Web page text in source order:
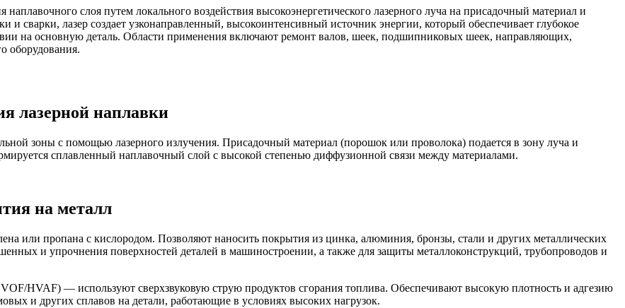
слоя путем локального воздействия высокоэнергетического лазерного луча на присадочный материал и
и сварки, лазер создает узконаправленный, высокоинтенсивный источник энергии, который обеспечивает глубокое
на основную деталь. Области применения включают ремонт валов, шеек, подшипниковых шеек, направляющих,
оборудования.
лазерной наплавки
зоны с помощью лазерного излучения. Присадочный материал (порошок или проволока) подается в зону луча и
сплавленный наплавочный слой с высокой степенью диффузионной связи между материалами.
на металл
или пропана с кислородом. Позволяют наносить покрытия из цинка, алюминия, бронзы, стали и других металлических
и упрочнения поверхностей деталей в машиностроении, а также для защиты металлоконструкций, трубопроводов и
HVAF) — используют сверхзвуковую струю продуктов сгорания топлива. Обеспечивают высокую плотность и адгезию
и других сплавов на детали, работающие в условиях высоких нагрузок.